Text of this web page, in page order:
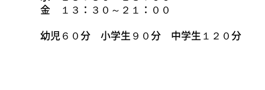
金　１３：３０～２１：００
幼児６０分　小学生９０分　中学生１２０分